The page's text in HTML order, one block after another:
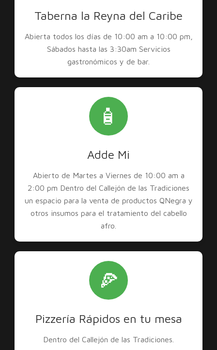
Taberna la Reyna del Caribe
Abierta todos los días de 10:00 am a 10:00 pm,
Sábados hasta las 3:30am Servicios
gastronómicos y de bar.
🧴
Adde Mi
Abierto de Martes a Viernes de 10:00 am a
2:00 pm Dentro del Callejón de las Tradiciones
un espacio para la venta de productos QNegra y
otros insumos para el tratamiento del cabello
afro.
🍕
Pizzería Rápidos en tu mesa
Dentro del Callejón de las Tradiciones.